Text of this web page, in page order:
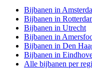
Bijbanen in
Bijbanen in
Bijbanen in Utrecht
Bijbanen in
Bijbanen in Den
Bijbanen in
Alle bijbanen per